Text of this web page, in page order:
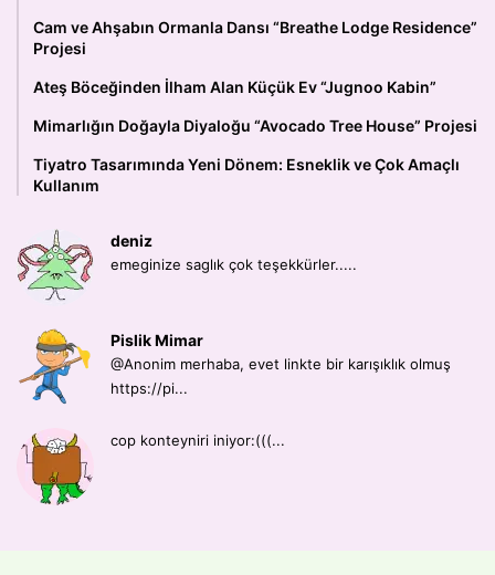
Cam ve Ahşabın Ormanla Dansı “Breathe Lodge Residence”
Projesi
Ateş Böceğinden İlham Alan Küçük Ev “Jugnoo Kabin”
Mimarlığın Doğayla Diyaloğu “Avocado Tree House” Projesi
Tiyatro Tasarımında Yeni Dönem: Esneklik ve Çok Amaçlı
Kullanım
deniz
emeginize saglık çok teşekkürler.....
Pislik Mimar
@Anonim merhaba, evet linkte bir karışıklık olmuş
https://pi...
cop konteyniri iniyor:(((...